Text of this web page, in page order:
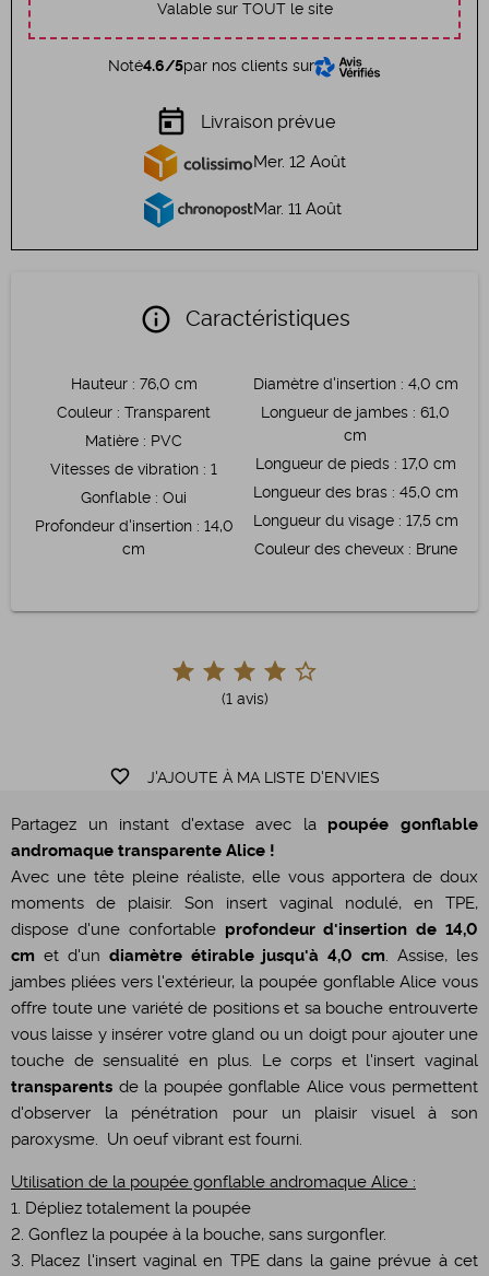
Valable sur TOUT le site
Noté4.6/5par nos clients sur
today Livraison prévue
Mer. 12 Août
Mar. 11 Août
(1 avis)
favorite_border J'AJOUTE À MA LISTE D'ENVIES
info Caractéristiques
Hauteur: 76,0 cm
Couleur :
Transparent
Matière : PVC
Vitesses de vibration : 1
Gonflable : Oui
Profondeur d'insertion: 14,0
cm
Diamètre d'insertion: 4,0 cm
Longueur de jambes : 61,0
cm
Longueur de pieds: 17,0 cm
Longueur des bras: 45,0 cm
Longueur du visage: 17,5 cm
Couleur des cheveux: Brune
Partagez un instant d'extase avec la poupée gonflable
andromaque transparente Alice !
Avec une tête pleine réaliste, elle vous apportera de doux
moments de plaisir. Son insert vaginal nodulé, en TPE,
dispose d'une confortableprofondeur d'insertion de 14,0
cm et d'un diamètre étirable jusqu'à 4,0 cm. Assise, les
jambes pliées vers l'extérieur, la poupée gonflable Alice vous
offre toute une variété de positions et sa bouche entrouverte
vous laisse y insérer votre gland ou un doigt pour ajouter une
touche de sensualité en plus. Le corps et l'insert vaginal
transparents de la poupée gonflable Alice vous permettent
d'observer la pénétration pour un plaisir visuel à son
paroxysme. Un oeuf vibrant est fourni.
Utilisation de la poupée gonflable andromaque Alice :
1. Dépliez totalement la poupée
2. Gonflez la poupée à la bouche, sans surgonfler.
3. Placez l'insert vaginal en TPE dans la gaine prévue à cet